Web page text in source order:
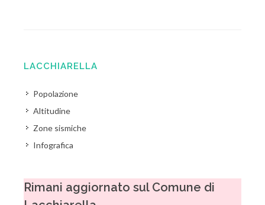
LACCHIARELLA
Popolazione
Altitudine
Zone sismiche
Infografica
Rimani aggiornato sul Comune di